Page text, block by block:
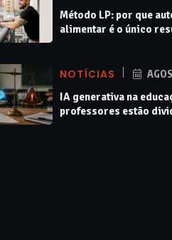
Método LP: por que
alimentar é o único
NOTÍCIAS
IA generativa na
professores estão